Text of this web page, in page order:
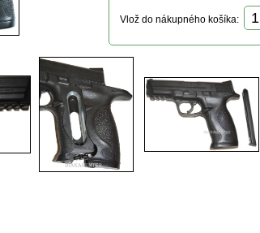
Vlož do nákupného košíka: